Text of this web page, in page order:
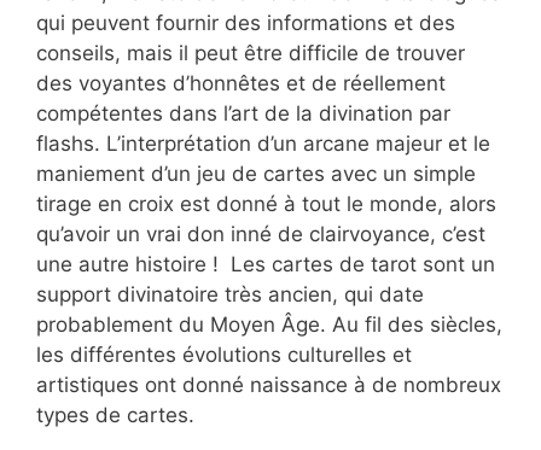
qui peuvent fournir des informations et des
conseils, mais il peut être difficile de trouver
des voyantes d’honnêtes et de réellement
compétentes dans l’art de la divination par
flashs. L’interprétation d’un arcane majeur et le
maniement d’un jeu de cartes avec un simple
tirage en croix est donné à tout le monde, alors
qu’avoir un vrai don inné de clairvoyance, c’est
une autre histoire ! Les cartes de tarot sont un
support divinatoire très ancien, qui date
probablement du Moyen Âge. Au fil des siècles,
les différentes évolutions culturelles et
artistiques ont donné naissance à de nombreux
types de cartes.